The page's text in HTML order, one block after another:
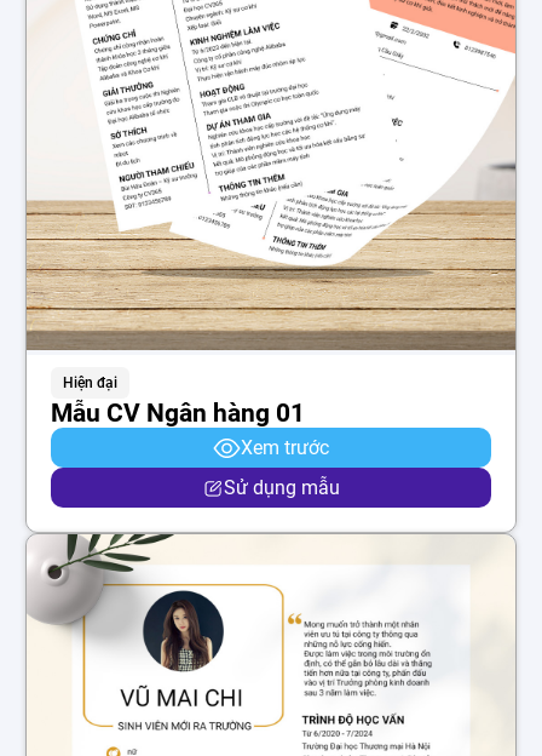
Hiện đại
Mẫu CV Ngân hàng 01
Xem trước
Sử dụng mẫu